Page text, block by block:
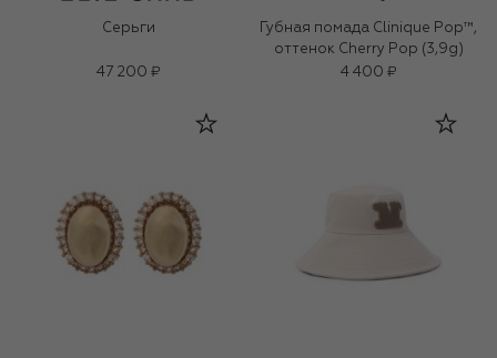
Серьги
47 200 ₽
Губная помада Clinique Pop™,
оттенок Cherry Pop (3,9g)
4 400 ₽